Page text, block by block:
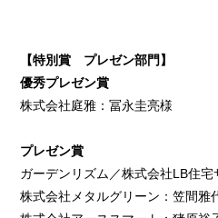
【特別賞 プレゼン部門】
優秀プレゼン賞
株式会社庭雅：冨永圭亮様
プレゼン賞
ガーデンリズム／株式会社LB住
株式会社メタルグリーン：笠間雅